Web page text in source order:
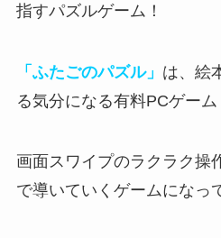
指すパズルゲーム！
「ふたごのパズル」 は、絵
る気分になる有料PCゲーム
画面スワイプのラクラク操
で導いていくゲームになっ